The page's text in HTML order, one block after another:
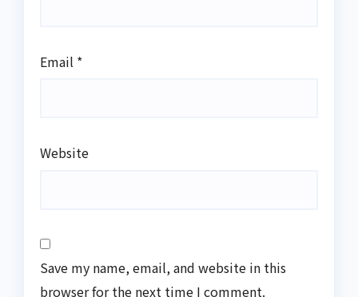
Email *
Website
Save my name, email, and website in this
browser for the next time I comment.